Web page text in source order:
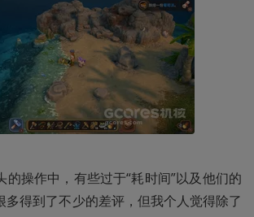
的操作中，有些过于“耗时间”以及他们的
多得到了不少的差评，但我个人觉得除了